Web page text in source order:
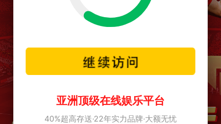
亚洲顶级在线娱乐平台
40%超高存送·22年实力品牌·大额无忧